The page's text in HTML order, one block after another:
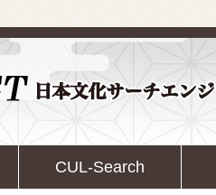
CUL-Search